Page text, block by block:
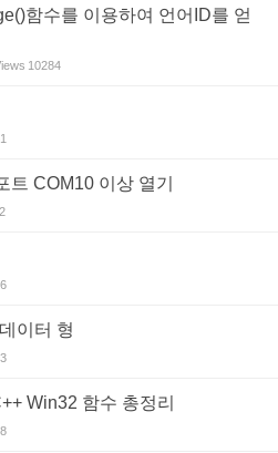
함수를 이용하여 언어ID를 얻
10284
COM10 이상 열기
이터 형
Win32 함수 총정리